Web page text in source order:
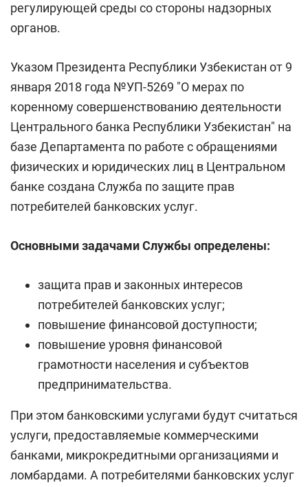
регулирующей среды со стороны надзорных
органов.
Указом Президента Республики Узбекистан от 9
января 2018 года №УП-5269 "О мерах по
коренному совершенствованию деятельности
Центрального банка Республики Узбекистан" на
базе Департамента по работе с обращениями
физических и юридических лиц в Центральном
банке создана Служба по защите прав
потребителей банковских услуг.
Основными задачами Службы определены:
защита прав и законных интересов
потребителей банковских услуг;
повышение финансовой доступности;
повышение уровня финансовой
грамотности населения и субъектов
предпринимательства.
При этом банковскими услугами будут считаться
услуги, предоставляемые коммерческими
банками, микрокредитными организациями и
ломбардами. А потребителями банковских услуг